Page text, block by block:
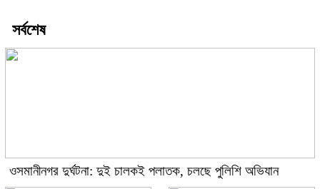
সর্বশেষ
ওসমানীনগর দুর্ঘটনা: দুই চালকই পলাতক, চলছে পুলিশি অভিযান